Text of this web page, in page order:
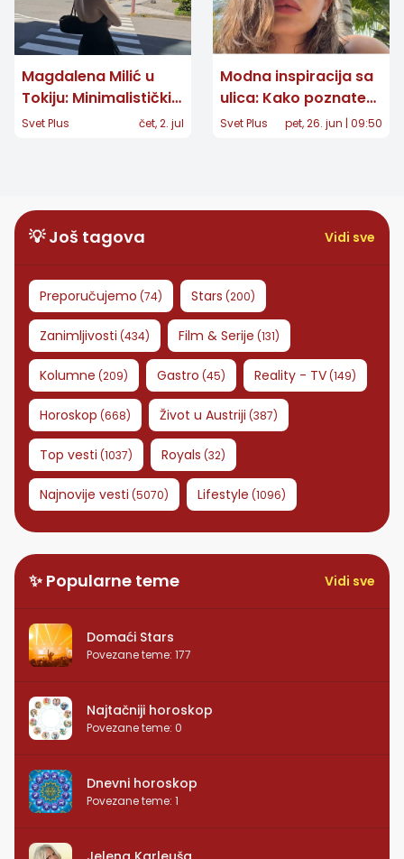
Magdalena Milić u
Tokiju: Minimalistički
stil koji se savršeno
Svet Plus čet, 2. jul
Modna inspiracija sa
ulica: Kako poznate
dame diktiraju letnje
Svet Plus pet, 26. jun | 09:50
💡 Još tagova Vidi sve
Preporučujemo (74) Stars (200)
Zanimljivosti (434) Film & Serije (131)
Kolumne (209) Gastro (45) Reality - TV(149)
Horoskop (668) Život u Austriji (387)
Top vesti (1037) Royals (32)
Najnovije vesti (5070) Lifestyle (1096)
✨ Popularne teme Vidi sve
Domaći Stars
Povezane teme: 177
Najtačniji horoskop
Povezane teme: 0
Dnevni horoskop
Povezane teme: 1